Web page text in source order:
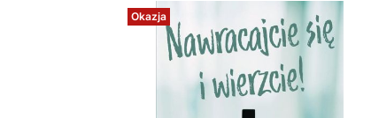
Okazja